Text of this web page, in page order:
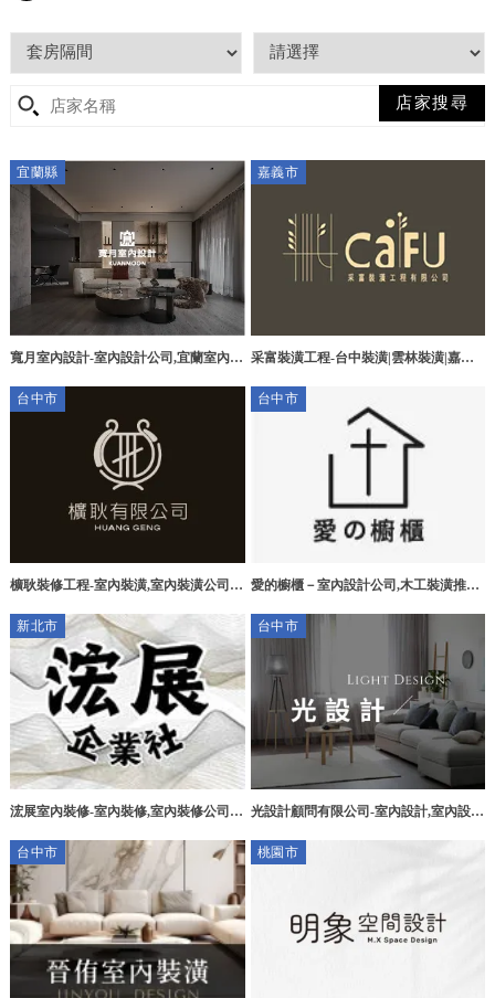
宜蘭縣
寬月室內設計-室內設計公司,宜蘭室內設
公司,礁溪室內設計公司
嘉義市
采富裝潢工程-台中裝潢|雲林裝潢|嘉義
台中市
櫎耿裝修工程-室內裝潢,室內裝潢公司,
潢
台中市
愛的櫥櫃－室內設計公司,木工裝潢推薦,
鹿室內設計公司,沙鹿木工裝潢推薦
新北市
浤展室內裝修-室內裝修,室內裝修公司,
台中市
光設計顧問有限公司-室內設計,室內設計
台中市
桃園市